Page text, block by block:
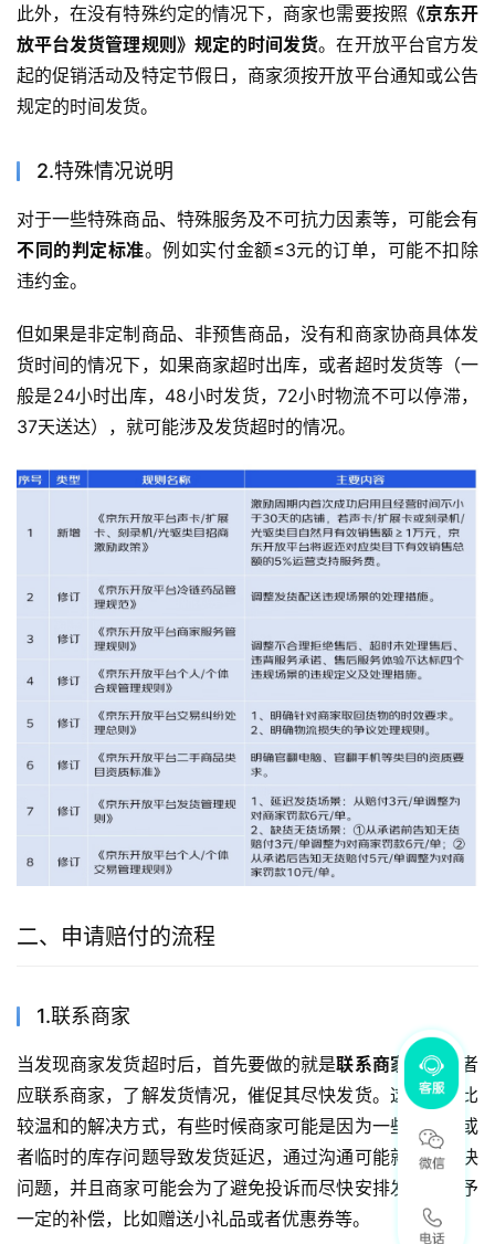
此外，在没有特殊约定的情况下，商家也需要按照 《京东开
放平台发货管理规则》规定的时间发货。在开放平台官方发
起的促销活动及特定节假日，商家须按开放平台通知或公告
规定的时间发货。
2.特殊情况说明
对于一些特殊商品、特殊服务及不可抗力因素等，可能会有
不同的判定标准。例如实付金额≤3元的订单，可能不扣除
违约金。
但如果是非定制商品、非预售商品，没有和商家协商具体发
货时间的情况下，如果商家超时出库，或者超时发货等（一
般是24小时出库，48小时发货，72小时物流不可以停滞，
37天送达），就可能涉及发货超时的情况。
二、申请赔付的流程
1.联系商家
当发现商家发货超时后，首先要做的就是联系商家 。消费者
应联系商家，了解发货情况，催促其尽快发货。这是一个比
较温和的解决方式，有些时候商家可能是因为一些小失误或
者临时的库存问题导致发货延迟，通过沟通可能就能够解决
问题，并且商家可能会为了避免投诉而尽快安排发货并给予
一定的补偿，比如赠送小礼品或者优惠券等。